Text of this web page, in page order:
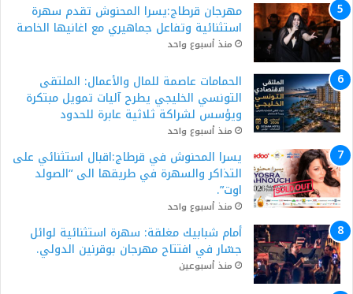
مهرجان قرطاج:يسرا المحنوش تقدم سهرة
استثنائية وتفاعل جماهيري مع اغانيها الخاصة
منذ أسبوع واحد
الحمامات عاصمة للمال والأعمال: الملتقى
التونسي الخليجي يطرح آليات تمويل مبتكرة
ويؤسس لشراكة ثلاثية عابرة للحدود
منذ أسبوع واحد
يسرا المحنوش في قرطاج:اقبال استثنائي على
التذاكر والسهرة في طريقها الى “الصولد
اوت”.
منذ أسبوع واحد
أمام شبابيك مغلقة: سهرة استثنائية لوائل
جسّار في افتتاح مهرجان بوقرنين الدولي.
منذ أسبوعين